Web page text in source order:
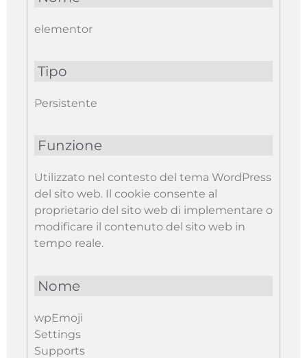
elementor
Tipo
Persistente
Funzione
Utilizzato nel contesto del tema WordPress
del sito web. Il cookie consente al
proprietario del sito web di implementare o
modificare il contenuto del sito web in
tempo reale.
Nome
wpEmoji
Settings
Supports